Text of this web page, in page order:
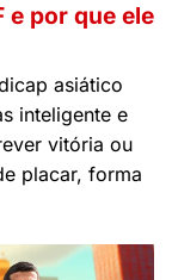
e por que ele
asiático
inteligente e
vitória ou
placar, forma